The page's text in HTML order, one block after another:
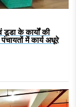
डूडा के कार्यों की
में कार्य अधूरे